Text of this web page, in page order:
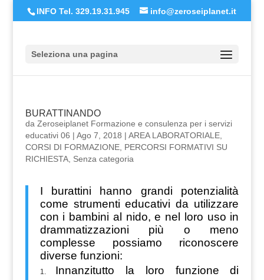
INFO Tel. 329.19.31.945 info@zeroseiplanet.it
Seleziona una pagina
BURATTINANDO
da Zeroseiplanet Formazione e consulenza per i servizi
educativi 06 | Ago 7, 2018 | AREA LABORATORIALE,
CORSI DI FORMAZIONE, PERCORSI FORMATIVI SU
RICHIESTA, Senza categoria
I burattini hanno grandi potenzialità
come strumenti educativi da utilizzare
con i bambini al nido, e nel loro uso in
drammatizzazioni più o meno
complesse possiamo riconoscere
diverse funzioni:
Innanzitutto la loro funzione di